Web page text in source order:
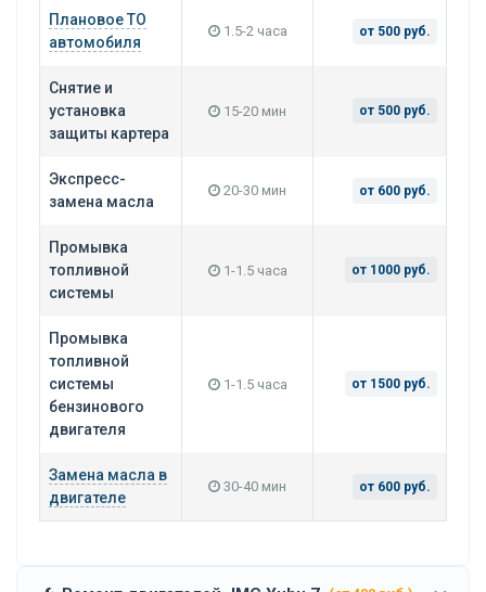
Плановое ТО
автомобиля
1.5-2 часа от 500 руб.
Снятие и
установка
защиты картера
15-20 мин от 500 руб.
Экспресс-
замена масла
20-30 мин от 600 руб.
Промывка
топливной
системы
1-1.5 часа от 1000 руб.
Промывка
топливной
системы
бензинового
двигателя
1-1.5 часа от 1500 руб.
Замена масла в
двигателе
30-40 мин от 600 руб.